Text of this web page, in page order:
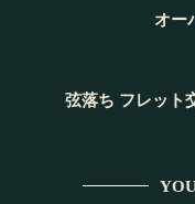
オー
弦落ち フレット